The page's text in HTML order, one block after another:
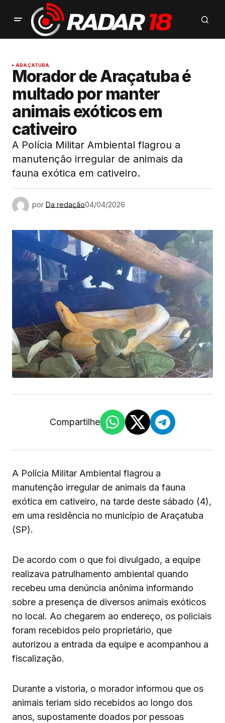
ARAÇATUBA
Morador de Araçatuba é
multado por manter
animais exóticos em
cativeiro
A Polícia Militar Ambiental flagrou a
manutenção irregular de animais da
fauna exótica em cativeiro.
por Da redação04/04/2026
Compartilhe
A Polícia Militar Ambiental flagrou a
manutenção irregular de animais da fauna
exótica em cativeiro, na tarde deste sábado (4),
em uma residência no município de Araçatuba
(SP).
De acordo com o que foi divulgado, a equipe
realizava patrulhamento ambiental quando
recebeu uma denúncia anônima informando
sobre a presença de diversos animais exóticos
no local. Ao chegarem ao endereço, os policiais
foram recebidos pelo proprietário, que
autorizou a entrada da equipe e acompanhou a
fiscalização.
Durante a vistoria, o morador informou que os
animais teriam sido recebidos ao longo dos
anos, supostamente doados por pessoas